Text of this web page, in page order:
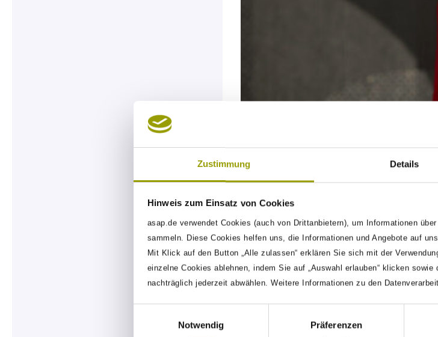
Zustimmung Details
Hinweis zum Einsatz von Cookies
asap.de verwendet Cookies (auch von Drittanbietern), um Informationen
sammeln. Diese Cookies helfen uns, die Informationen und Angebote auf
Mit Klick auf den Button „Alle zulassen“ erklären Sie sich mit der
einzelne Cookies ablehnen, indem Sie auf „Auswahl erlauben“ klicken
nachträglich jederzeit abwählen. Weitere Informationen zu den
Notwendig
Präferenzen